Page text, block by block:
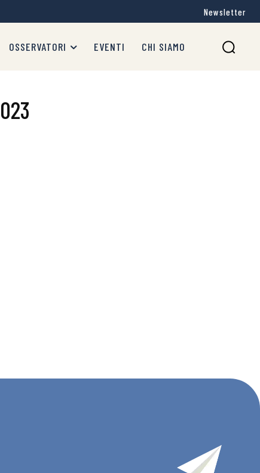
Newsletter
OSSERVATORI EVENTI CHI SIAMO